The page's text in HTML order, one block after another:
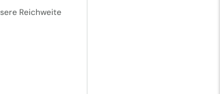
Reichweite